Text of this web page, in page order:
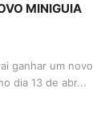
MINIGUIA
ganhar um novo
dia 13 de abr...